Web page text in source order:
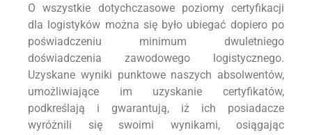
O wszystkie dotychczasowe poziomy certyfikacji
dla logistyków można się było ubiegać dopiero po
poświadczeniu minimum dwuletniego
doświadczenia zawodowego logistycznego.
Uzyskane wyniki punktowe naszych absolwentów,
umożliwiające im uzyskanie certyfikatów,
podkreślają i gwarantują, iż ich posiadacze
wyróżnili się swoimi wynikami, osiągając